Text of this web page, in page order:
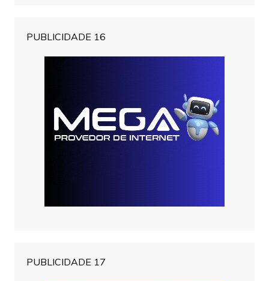
PUBLICIDADE 16
PUBLICIDADE 17